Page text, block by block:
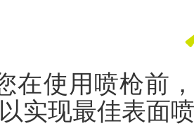
在使用喷枪前
实现最佳表面